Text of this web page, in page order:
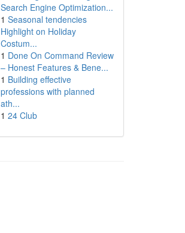
Search Engine Optimization...
1 Seasonal tendencies
Highlight on Holiday
Costum...
1 Done On Command Review
– Honest Features & Bene...
1 Building effective
professions with planned
ath...
1 24 Club